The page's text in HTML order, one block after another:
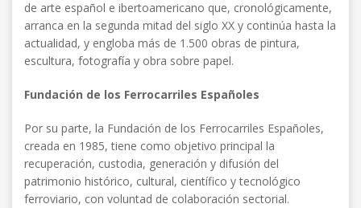
de arte español e ibertoamericano que, cronológicamente,
arranca en la segunda mitad del siglo XX y continúa hasta la
actualidad, y engloba más de 1.500 obras de pintura,
escultura, fotografía y obra sobre papel.
Fundación de los Ferrocarriles Españoles
Por su parte, la Fundación de los Ferrocarriles Españoles,
creada en 1985, tiene como objetivo principal la
recuperación, custodia, generación y difusión del
patrimonio histórico, cultural, científico y tecnológico
ferroviario, con voluntad de colaboración sectorial.